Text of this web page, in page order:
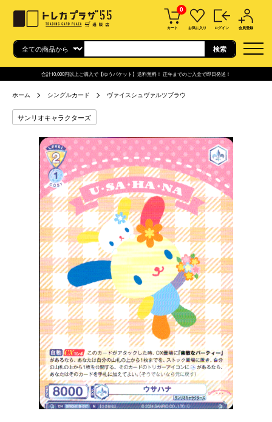
0
カート お気に入り ログイン 会員登録
合計10,000円以上ご購入で【ゆうパケット】送料無料！ 正午までのご入金で即日発送！
ホーム シングルカード ヴァイスシュヴァルツブラウ
サンリオキャラクターズ